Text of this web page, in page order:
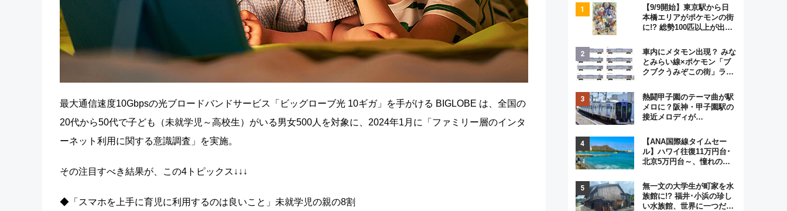
最大通信速度10Gbpsの光ブロードバンドサービス「ビッグローブ光 10ギガ」を手がける BIGLOBE は、全国の
20代から50代で子ども（未就学児～高校生）がいる男女500人を対象に、2024年1月に「ファミリー層のインタ
ーネット利用に関する意識調査」を実施。
その注目すべき結果が、この4トピックス↓↓↓
◆「スマホを上手に育児に利用するのは良いこと」未就学児の親の8割
【9/9開始】東京駅から日
本橋エリアがポケモンの街
に!? 総勢100匹以上が出現
格謎解き・グッズ情報まと
め
車内にメタモン出現？ みな
とみらい線×ポケモン「ブ
クブクうみぞこの街」ラッ
この夏は直通列車で横浜
へ！
熱闘甲子園のテーマ曲が駅
メロに？阪神・甲子園駅の
接近メロディが
実アレンジの特別仕様へ、
8月5日始発から
【ANA国際線タイムセー
ル】ハワイ往復11万円台･
北京5万円台～、憧れのビ
GW旅行まで狙える激アツ
路線まとめ（8/10まで）
無一文の大学生が町家を水
族館に!? 福井･小浜の珍し
い水族館、世界に一つだけ